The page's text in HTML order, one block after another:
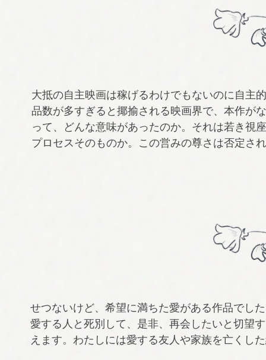
大抵の自主映画は稼げるわけでもないのに自主
品数が多すぎると揶揄される映画界で、本作が
って、どんな意味があったのか。それは若き視
プロセスそのものか。この営みの尊さは否定さ
せつないけど、希望に満ちた愛がある作品でし
愛する人と死別して、是非、再会したいと切望
えます。わたしには愛する友人や家族を亡くし